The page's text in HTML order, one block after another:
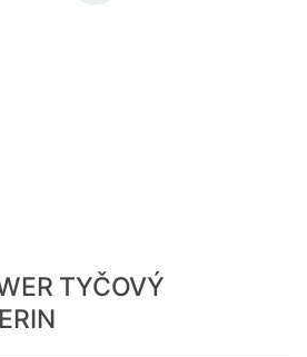
TYČOVÝ